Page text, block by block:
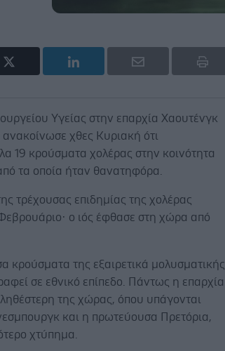
Υγείας στην επαρχία Χαουτένγκ
χθες Κυριακή ότι
19 κρούσματα χολέρας στην κοινότητα
τα οποία ήταν θανατηφόρα.
τρέχουσας επιδημίας της χολέρας
ο ιός έφθασε στη χώρα από
κρούσματα της εξαιρετικά μολυσματικής
σε εθνικό επίπεδο. Πάντως η επαρχία
της χώρας, όπου υπάγονται
και η πρωτεύουσα Πρετόρια,
χτύπημα.